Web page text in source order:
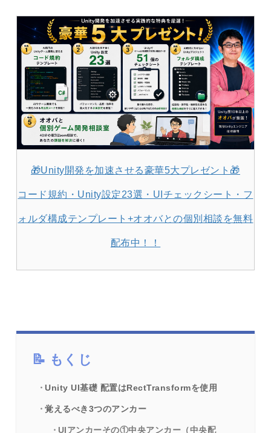
🎁Unity開発を加速させる豪華5大プレゼント🎁
コード規約・Unity設定23選・UIチェックシート・フ
ォルダ構成テンプレート+オオバとの個別相談を無料
配布中！！
もくじ
Unity UI基礎 配置はRectTransformを使用
覚えるべき3つのアンカー
UIアンカーその①中央アンカー（中央配